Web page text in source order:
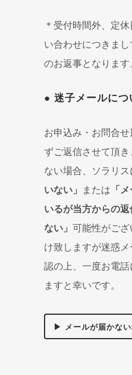
＊受付時間外、定
い合わせにつきま
のお返事となりま
● 迷子メールにつ
お申込み・お問合
ずご返信させて頂
ない場合、ソラリス
いない」 または 「
いるが当方からの
ない」 可能性がご
け致しますが迷惑
認の上、一度お電
ますと幸いです。
▶ メールが届かな